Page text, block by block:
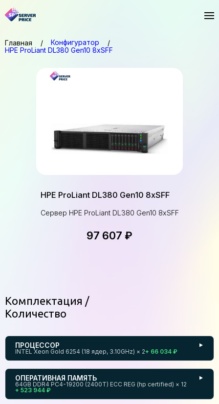
Главная
Конфигуратор
HPE ProLiant DL380 Gen10 8xSFF
HPE ProLiant DL380 Gen10 8xSFF
Сервер HPE ProLiant DL380 Gen10 8xSFF
97 607 ₽
Комплектация
Количество
ПРОЦЕССОР
INTEL Xeon Gold 6254 (18 ядер, 3.10GHz) × 2+ 66 034 ₽
▼
ОПЕРАТИВНАЯ ПАМЯТЬ
64GB DDR4 PC4-19200 (2400T) ECC REG (hp certified) × 12
+ 523 944 ₽
▼